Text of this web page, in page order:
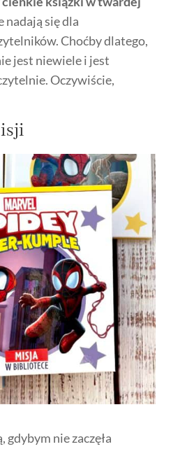
nadają się dla
Choćby dlatego,
jest niewiele i jest
Oczywiście,
gdybym nie zaczęła